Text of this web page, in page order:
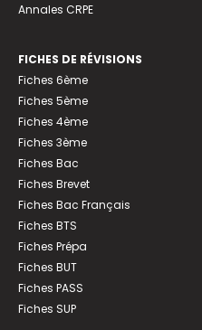
Annales CRPE
FICHES DE RÉVISIONS
Fiches 6ème
Fiches 5ème
Fiches 4ème
Fiches 3ème
Fiches Bac
Fiches Brevet
Fiches Bac Français
Fiches BTS
Fiches Prépa
Fiches BUT
Fiches PASS
Fiches SUP